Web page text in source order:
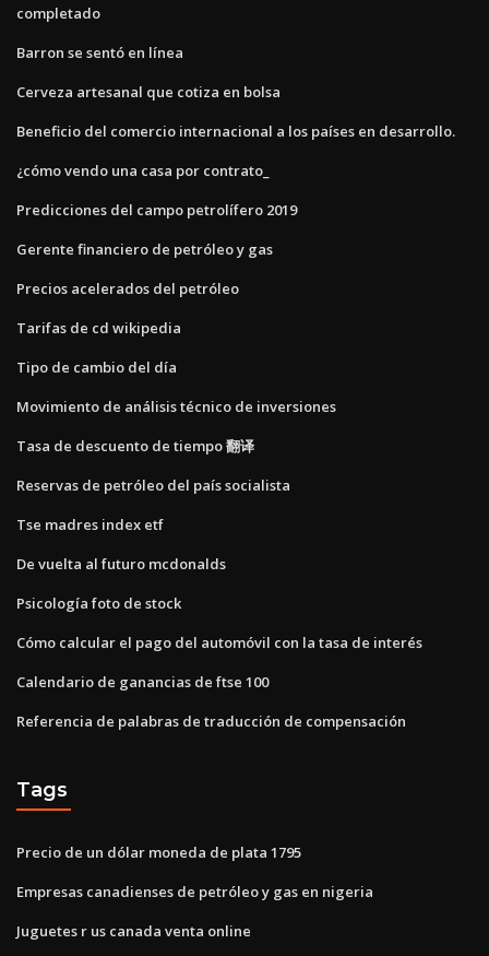
completado
Barron se sentó en línea
Cerveza artesanal que cotiza en bolsa
Beneficio del comercio internacional a los países en desarrollo.
¿cómo vendo una casa por contrato_
Predicciones del campo petrolífero 2019
Gerente financiero de petróleo y gas
Precios acelerados del petróleo
Tarifas de cd wikipedia
Tipo de cambio del día
Movimiento de análisis técnico de inversiones
Tasa de descuento de tiempo 翻译
Reservas de petróleo del país socialista
Tse madres index etf
De vuelta al futuro mcdonalds
Psicología foto de stock
Cómo calcular el pago del automóvil con la tasa de interés
Calendario de ganancias de ftse 100
Referencia de palabras de traducción de compensación
Tags
Precio de un dólar moneda de plata 1795
Empresas canadienses de petróleo y gas en nigeria
Juguetes r us canada venta online